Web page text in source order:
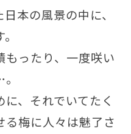
本の風景の中に、
もったり、一度咲い
、それでいてたく
る梅に人々は魅了さ